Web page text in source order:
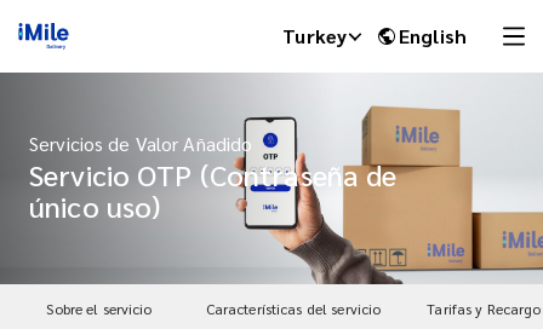
Turkey English
Servicios de Valor Añadido
Servicio OTP (Contraseña de
único uso)
Sobre el servicio Características del servicio Tarifas y